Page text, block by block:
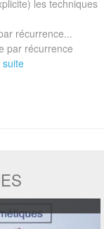
les techniques
récurrence...
par récurrence